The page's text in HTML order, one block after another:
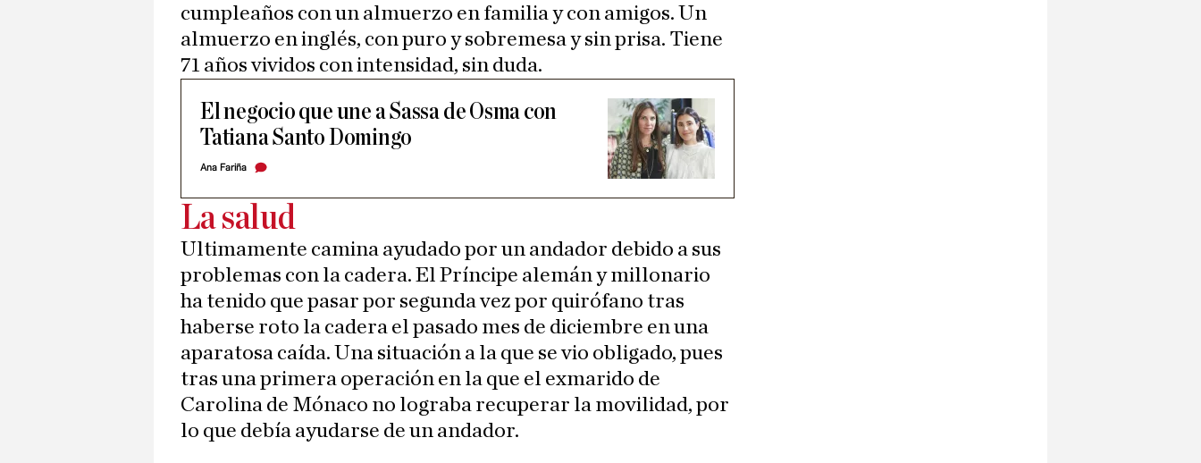
cumpleaños con un almuerzo en familia y con amigos. Un
almuerzo en inglés, con puro y sobremesa y sin prisa. Tiene
71 años vividos con intensidad, sin duda.
El negocio que une a Sassa de Osma con
Tatiana Santo Domingo
Ana Fariña
La salud
Ultimamente camina ayudado por un andador debido a sus
problemas con la cadera. El Príncipe alemán y millonario
ha tenido que pasar por segunda vez por quirófano tras
haberse roto la cadera el pasado mes de diciembre en una
aparatosa caída. Una situación a la que se vio obligado, pues
tras una primera operación en la que el exmarido de
Carolina de Mónaco no lograba recuperar la movilidad, por
lo que debía ayudarse de un andador.